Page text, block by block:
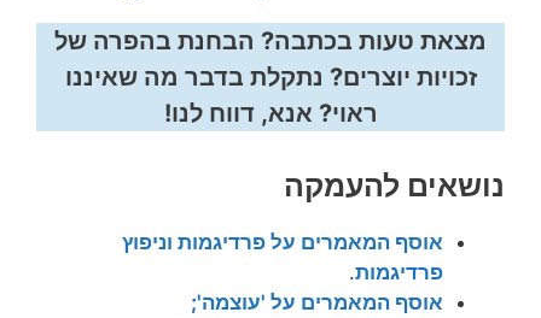
מצאת טעות בכתבה? הבחנת בהפרה של
זכויות יוצרים? נתקלת בדבר מה שאיננו
ראוי? אנא, דווח לנו!
נושאים להעמקה
אוסף המאמרים על פרדיגמות וניפוץ
פרדיגמות.
אוסף המאמרים על 'עוצמה';